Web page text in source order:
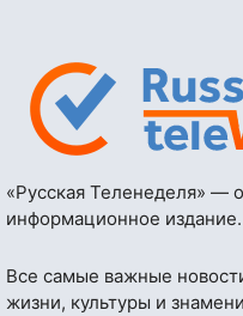
«Русская Теленеделя» —
информационное издание.
Все самые важные
жизни, культуры и